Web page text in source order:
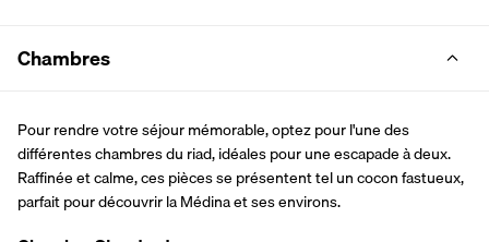
Chambres
Pour rendre votre séjour mémorable, optez pour l'une des
différentes chambres du riad, idéales pour une escapade à deux.
Raffinée et calme, ces pièces se présentent tel un cocon fastueux,
parfait pour découvrir la Médina et ses environs.